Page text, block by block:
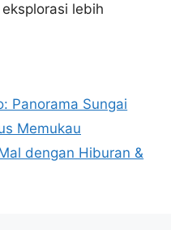
lebih
Panorama Sungai
Memukau
dengan Hiburan &